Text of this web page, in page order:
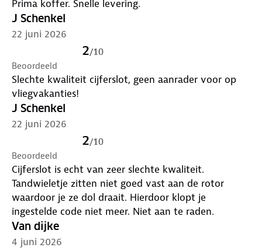
Prima koffer. Snelle levering.
J Schenkel
22 juni 2026
2/10
Beoordeeld
Slechte kwaliteit cijferslot, geen aanrader voor op
vliegvakanties!
J Schenkel
22 juni 2026
2/10
Beoordeeld
Cijferslot is echt van zeer slechte kwaliteit.
Tandwieletje zitten niet goed vast aan de rotor
waardoor je ze dol draait. Hierdoor klopt je
ingestelde code niet meer. Niet aan te raden.
Van dijke
4 juni 2026